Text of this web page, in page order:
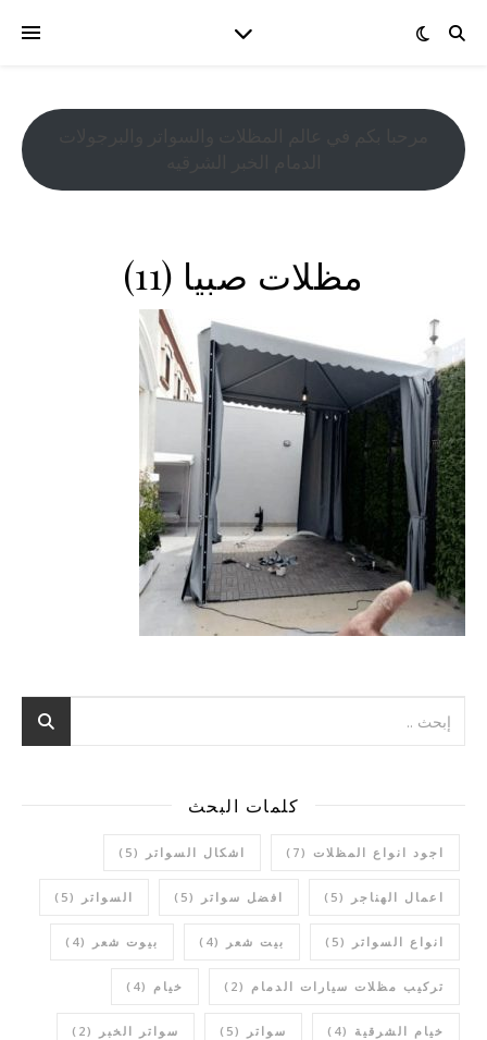
مظلات صبيا (11)
كلمات البحث
اجود انواع المظلات (7) اشكال السواتر (5)
اعمال الهناجر (5) افضل سواتر (5) السواتر (5)
انواع السواتر (5) بيت شعر (4) بيوت شعر (4)
تركيب مظلات سيارات الدمام (2) خيام (4)
خيام الشرقية (4) سواتر (5) سواتر الخبر (2)